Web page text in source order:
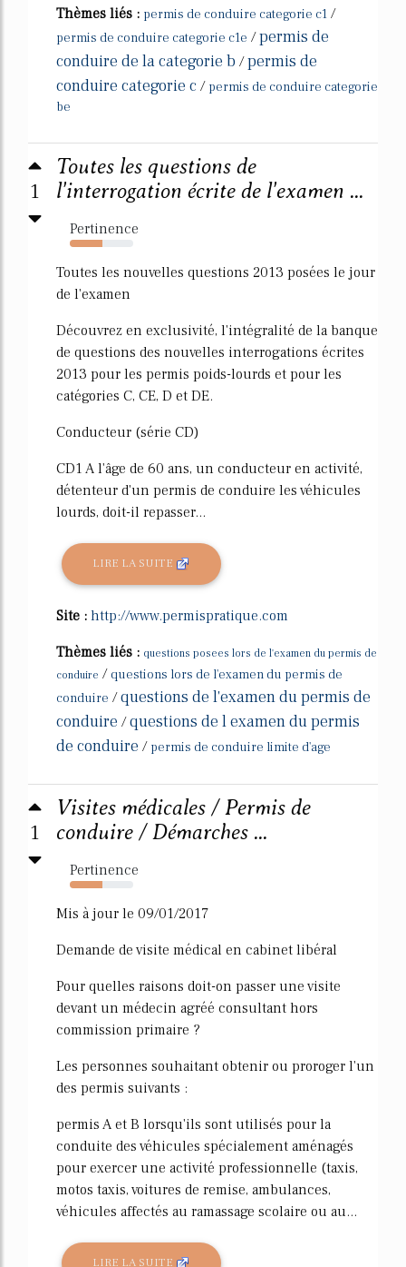
Thèmes liés : permis de conduire categorie c1 /
permis de conduire categorie c1e /permis de
conduire de la categorie b /permis de
conduire categorie c / permis de conduire categorie
be
1
Toutes les questions de
l'interrogation écrite de l'examen ...
Pertinence
52%
Toutes les nouvelles questions 2013 posées le jour
de l'examen
Découvrez en exclusivité, l'intégralité de la banque
de questions des nouvelles interrogations écrites
2013 pour les permis poids-lourds et pour les
catégories C, CE, D et DE.
Conducteur (série CD)
CD1 A l'âge de 60 ans, un conducteur en activité,
détenteur d'un permis de conduire les véhicules
lourds, doit-il repasser...
LIRE LA SUITE
Site : http://www.permispratique.com
Thèmes liés : questions posees lors de l'examen du permis de
conduire / questions lors de l'examen du permis de
conduire /questions de l'examen du permis de
conduire /questions de l examen du permis
de conduire / permis de conduire limite d'age
1
Visites médicales / Permis de
conduire / Démarches ...
Pertinence
51%
Mis à jour le 09/01/2017
Demande de visite médical en cabinet libéral
Pour quelles raisons doit-on passer une visite
devant un médecin agréé consultant hors
commission primaire ?
Les personnes souhaitant obtenir ou proroger l'un
des permis suivants :
permis A et B lorsqu'ils sont utilisés pour la
conduite des véhicules spécialement aménagés
pour exercer une activité professionnelle (taxis,
motos taxis, voitures de remise, ambulances,
véhicules affectés au ramassage scolaire ou au...
LIRE LA SUITE